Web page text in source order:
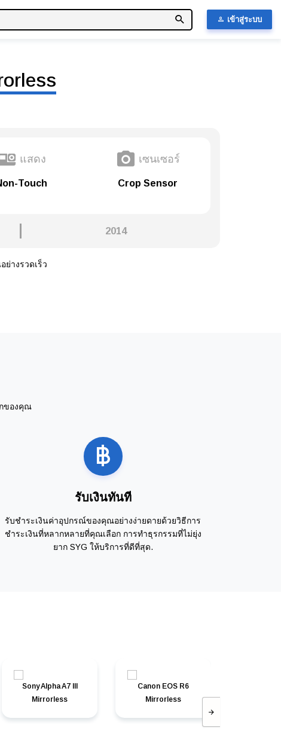
เข้าสู่ระบบ
แสดง
Touch
เซนเซอร์
Crop Sensor
2014
ย่างรวดเร็ว
ของคุณ
รับเงินทันที
รับชำระเงินค่าอุปกรณ์ของคุณอย่างง่ายดายด้วยวิธีการ
ชำระเงินที่หลากหลายที่คุณเลือก การทำธุรกรรมที่ไม่ยุ่ง
ยาก SYG ให้บริการที่ดีที่สุด.
Sony Alpha A7 III
Mirrorless
Canon EOS R6
Mirrorless